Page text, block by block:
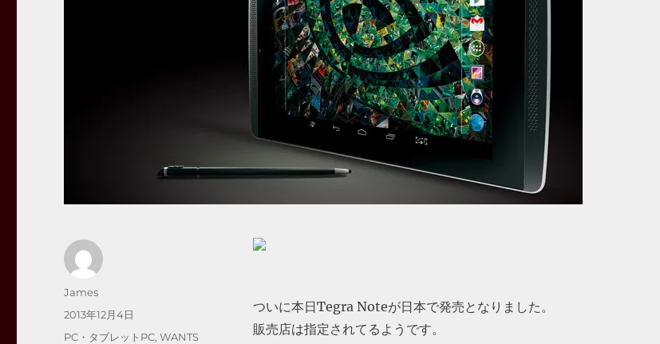
ついに本日Tegra Noteが日本で発売となりました。
販売店は指定されてるようです。
投
James
投
2013年12月4日
カ
PC・タブレットPC,WANTS